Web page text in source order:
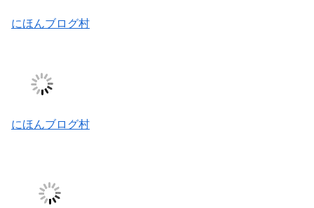
にほんブログ村
にほんブログ村